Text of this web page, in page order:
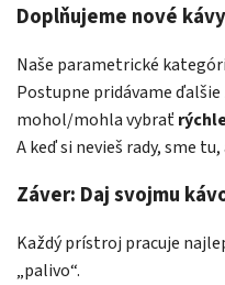
Doplňujeme nové
Naše parametrické
Postupne pridávame ďalšie
mohol/mohla vybrať
A keď si nevieš rady, sme
Záver: Daj svojmu
Každý prístroj pracuje
„palivo“.